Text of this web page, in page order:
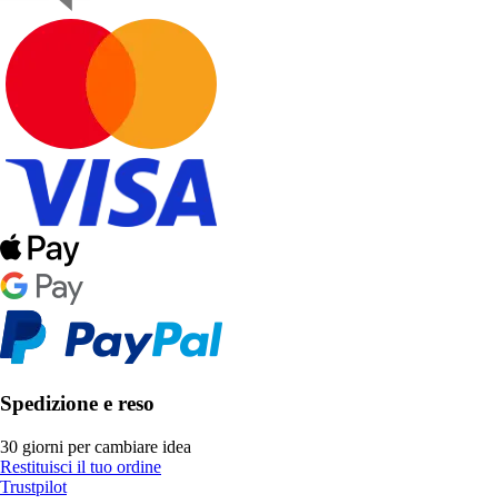
Spedizione e reso
30 giorni per cambiare idea
Restituisci il tuo ordine
Trustpilot